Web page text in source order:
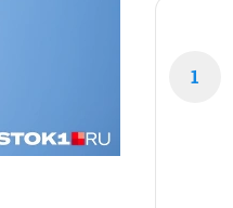
1